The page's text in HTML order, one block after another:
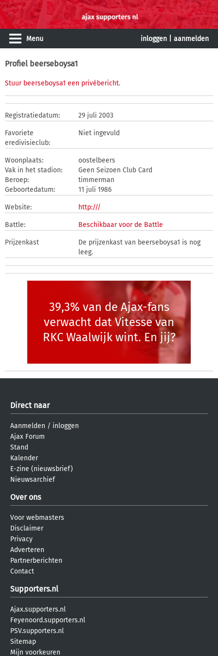
Menu inloggen aanmelden
Profiel beerseboysa1
Stuur beerseboysa1 een privébericht.
Registratiedatum: 29 juli 2003
Favoriete
eredivisieclub:
Niet ingevuld
Woonplaats:
oostelbeers
Vak in het stadion:
Geen Seizoen Club Card
Beroep:
timmerman
Geboortedatum:
11 juli 1986
Website: http:///
Battle: Beschikbaar voor de Battle
Prijzenkast
De prijzenkast van beerseboysa1 is nog
leeg.
39,3% van de Ajax-fans
verwacht dat Vitesse van
RKC Waalwijk wint. En jij?
Direct naar
Aanmelden / inloggen
Ajax Forum
Stand
Kalender
E-zine (nieuwsbrief)
Nieuwsarchief
Over ons
Voor webmasters
Disclaimer
Privacy
Adverteren
Partnerberichten
Contact
Supporters.nl
Ajax.supporters.nl
Feyenoord.supporters.nl
PSV.supporters.nl
Sitemap
Mijn voorkeuren